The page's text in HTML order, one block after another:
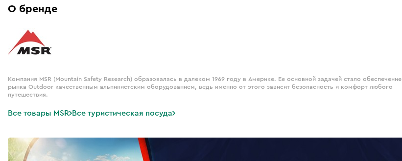
О бренде
Компания MSR (Mountain Safety Research) образовалась в далеком 1969 году в Америке. Ее основной задачей стало обеспечение
рынка Outdoor качественным альпинистским оборудованием, ведь именно от этого зависит безопасность и комфорт любого
путешествия.
Все товары MSR Все туристическая посуда